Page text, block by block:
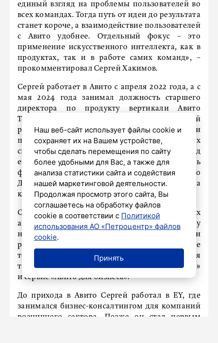
единый взгляд на проблемы пользователей во
всех командах. Тогда путь от идеи до результата
станет короче, а взаимодействие пользователей
с Авито удобнее. Отдельный фокус – это
применение искусственного интеллекта, как в
продуктах, так и в работе самих команд», –
прокомментировал Сергей Хакимов.
Сергей работает в Авито с апреля 2022 года, а с
мая 2024 года занимал должность старшего
директора по продукту вертикали Авито
Товары. Одним из ключевых фокусов в этой
роли стало развитие Авито Доставки и
повышение удобства пользовательских
сценариев в крупных товарных категориях. Под
его руководством на платформе появились
федеральные распродажи и корзина, а в Авито
Доставке – самовывоз и доставка
крупногабаритных товаров.
Среди других проектов – поиск совместимых
автомобильных запчастей по государственному
номеру или VIN и подсказки цены при
размещении объявлений в большинстве
товарных категорий. Под руководством Сергея
также были запущены раздел «Авито Премиум»
и сервис «Авито для бизнеса».
До прихода в Авито Сергей работал в EY, где
занимался бизнес-консалтингом для компаний
розничного сектора. Позже он стал первым
Наш веб-сайт использует файлы cookie и
сохраняет их на Вашем устройстве,
чтобы сделать перемещения по сайту
более удобными для Вас, а также для
анализа статистики сайта и содействия
нашей маркетинговой деятельности.
Продолжая просмотр этого сайта, Вы
соглашаетесь на обработку файлов
cookie в соответствии с Политикой
использования АО «Петроцентр» файлов
cookie.
Принять